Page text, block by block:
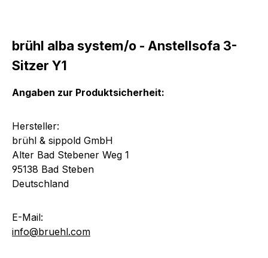
brühl alba system/o - Anstellsofa 3-
Sitzer Y1
Angaben zur Produktsicherheit:
Hersteller:
brühl & sippold GmbH
Alter Bad Stebener Weg 1
95138 Bad Steben
Deutschland
E-Mail:
info@bruehl.com